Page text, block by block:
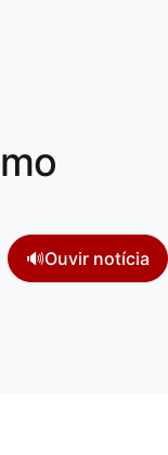
🔊Ouvir notícia